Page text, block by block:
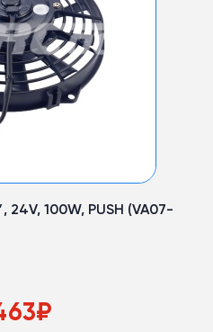
24V, 100W, PUSH (VA07-
₽